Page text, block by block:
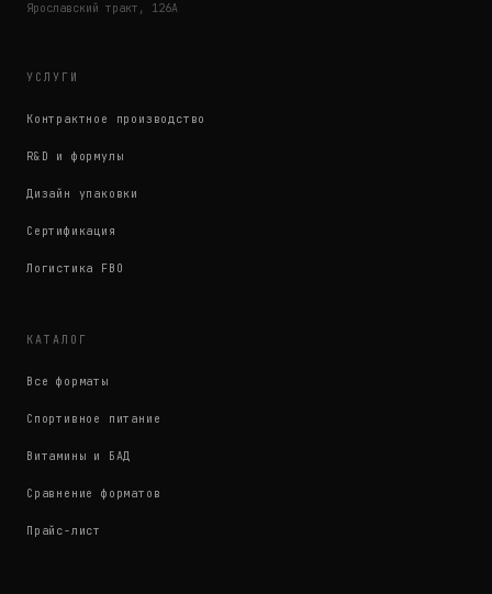
Ярославский тракт, 126А
УСЛУГИ
Контрактное производство
R&D и формулы
Дизайн упаковки
Сертификация
Логистика FBO
КАТАЛОГ
Все форматы
Спортивное питание
Витамины и БАД
Сравнение форматов
Прайс-лист